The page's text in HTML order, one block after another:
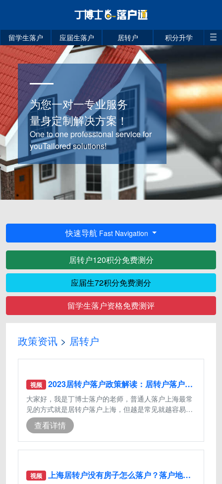
留学生落户 应届生落户 居转户 积分升学
为您一对一专业服务
量身定制解决方案！
One to one professional service for
youTailored solutions!
快速导航 Fast Navigation
居转户120积分免费测分
应届生72积分免费测分
留学生落户资格免费测评
政策资讯 > 居转户
视频 2023居转户落户政策解读：居转户落户上海需要满足什么条件
大家好，我是丁博士落户的老师，普通人落户上海最常
见的方式就是居转户落户上海，但越是常见就越容易产
生问题，大部分对居转户落户上海的政
查看详情
视频 上海居转户没有房子怎么落户？落户地址是什么呢？